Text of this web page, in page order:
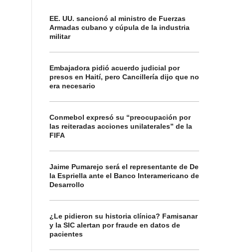
EE. UU. sancionó al ministro de Fuerzas
Armadas cubano y cúpula de la industria
militar
Embajadora pidió acuerdo judicial por
presos en Haití, pero Cancillería dijo que no
era necesario
Conmebol expresó su “preocupación por
las reiteradas acciones unilaterales” de la
FIFA
Jaime Pumarejo será el representante de De
la Espriella ante el Banco Interamericano de
Desarrollo
¿Le pidieron su historia clínica? Famisanar
y la SIC alertan por fraude en datos de
pacientes